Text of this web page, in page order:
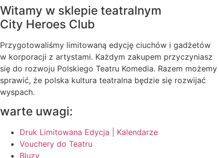
Witamy w sklepie teatralnym
City Heroes Club
Przygotowaliśmy limitowaną edycję ciuchów i gadżetów
w korporacji z artystami. Każdym zakupem przyczyniasz
się do rozwoju Polskiego Teatru Komedia. Razem możemy
sprawić, że polska kultura teatralna będzie się rozwijać
wyspach.
warte uwagi:
Druk Limitowana Edycja | Kalendarze
Vouchery do Teatru
Bluzy